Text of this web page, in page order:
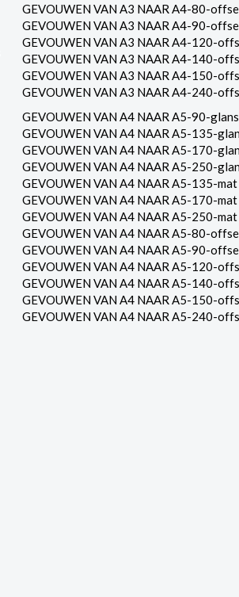
GEVOUWEN VAN A3 NAAR A4-80-
GEVOUWEN VAN A3 NAAR A4-90-
GEVOUWEN VAN A3 NAAR A4-120-
GEVOUWEN VAN A3 NAAR A4-140-
GEVOUWEN VAN A3 NAAR A4-150-
GEVOUWEN VAN A3 NAAR A4-240-
GEVOUWEN VAN A4 NAAR A5-90-glans
GEVOUWEN VAN A4 NAAR A5-135-
GEVOUWEN VAN A4 NAAR A5-170-
GEVOUWEN VAN A4 NAAR A5-250-
GEVOUWEN VAN A4 NAAR A5-135-mat
GEVOUWEN VAN A4 NAAR A5-170-mat
GEVOUWEN VAN A4 NAAR A5-250-mat
GEVOUWEN VAN A4 NAAR A5-80-
GEVOUWEN VAN A4 NAAR A5-90-
GEVOUWEN VAN A4 NAAR A5-120-
GEVOUWEN VAN A4 NAAR A5-140-
GEVOUWEN VAN A4 NAAR A5-150-
GEVOUWEN VAN A4 NAAR A5-240-